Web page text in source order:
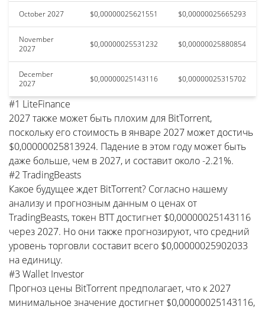
October 2027 $0,00000025621551 $0,00000025665293
November
2027
$0,00000025531232 $0,00000025880854
December
2027
$0,00000025143116 $0,00000025315702
#1 LiteFinance
2027 также может быть плохим для BitTorrent,
поскольку его стоимость в январе 2027 может достичь
$0,00000025813924. Падение в этом году может быть
даже больше, чем в 2027, и составит около -2.21%.
#2 TradingBeasts
Какое будущее ждет BitTorrent? Согласно нашему
анализу и прогнозным данным о ценах от
TradingBeasts, токен BTT достигнет $0,00000025143116
через 2027. Но они также прогнозируют, что средний
уровень торговли составит всего $0,00000025902033
на единицу.
#3 Wallet Investor
Прогноз цены BitTorrent предполагает, что к 2027
минимальное значение достигнет $0,00000025143116,